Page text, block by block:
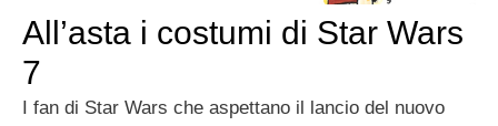
All’asta i costumi di Star Wars
7
I fan di Star Wars che aspettano il lancio del nuovo